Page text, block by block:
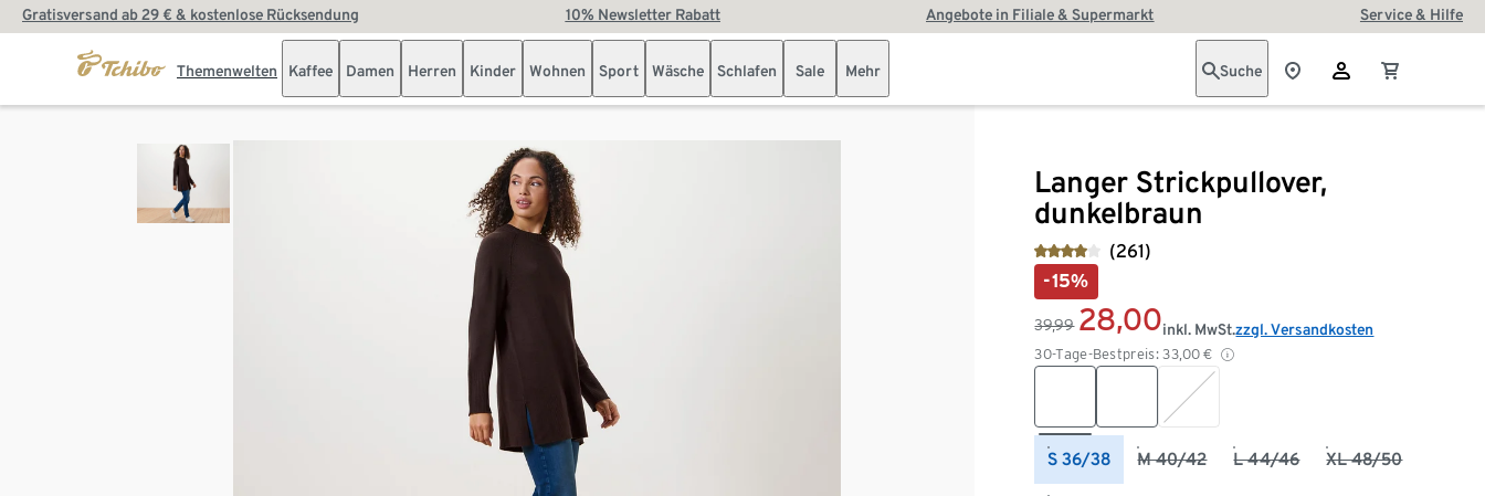
Gratisversand ab 29 € & kostenlose Rücksendung 10% Newsletter Rabatt Angebote in Filiale & Supermarkt Service & Hilfe
Themenwelten Kaffee Damen Herren Kinder Wohnen Sport Wäsche Schlafen Sale Mehr Suche
Langer Strickpullover,
dunkelbraun
(261)
-15%
39,99 28,00
30-Tage-Bestpreis: 33,00 €
inkl. MwSt.zzgl. Versandkosten
S 36/38 M 40/42 L 44/46 XL 48/50